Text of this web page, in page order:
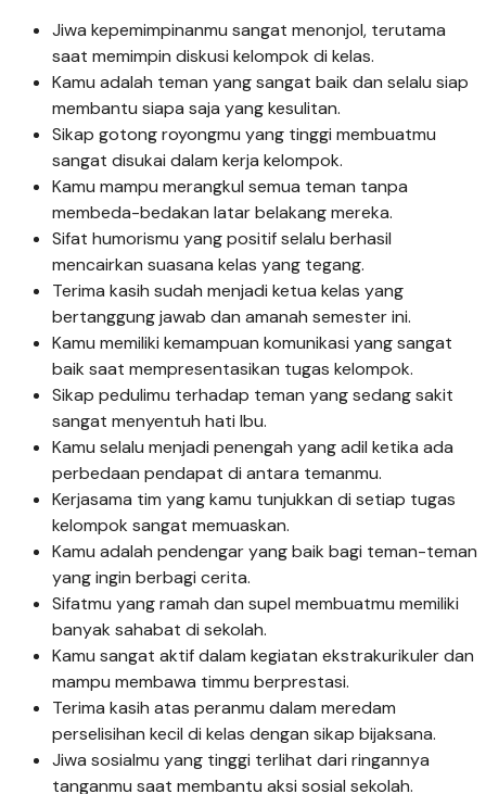
Jiwa kepemimpinanmu sangat menonjol, terutama
saat memimpin diskusi kelompok di kelas.
Kamu adalah teman yang sangat baik dan selalu siap
membantu siapa saja yang kesulitan.
Sikap gotong royongmu yang tinggi membuatmu
sangat disukai dalam kerja kelompok.
Kamu mampu merangkul semua teman tanpa
membeda-bedakan latar belakang mereka.
Sifat humorismu yang positif selalu berhasil
mencairkan suasana kelas yang tegang.
Terima kasih sudah menjadi ketua kelas yang
bertanggung jawab dan amanah semester ini.
Kamu memiliki kemampuan komunikasi yang sangat
baik saat mempresentasikan tugas kelompok.
Sikap pedulimu terhadap teman yang sedang sakit
sangat menyentuh hati Ibu.
Kamu selalu menjadi penengah yang adil ketika ada
perbedaan pendapat di antara temanmu.
Kerjasama tim yang kamu tunjukkan di setiap tugas
kelompok sangat memuaskan.
Kamu adalah pendengar yang baik bagi teman-teman
yang ingin berbagi cerita.
Sifatmu yang ramah dan supel membuatmu memiliki
banyak sahabat di sekolah.
Kamu sangat aktif dalam kegiatan ekstrakurikuler dan
mampu membawa timmu berprestasi.
Terima kasih atas peranmu dalam meredam
perselisihan kecil di kelas dengan sikap bijaksana.
Jiwa sosialmu yang tinggi terlihat dari ringannya
tanganmu saat membantu aksi sosial sekolah.